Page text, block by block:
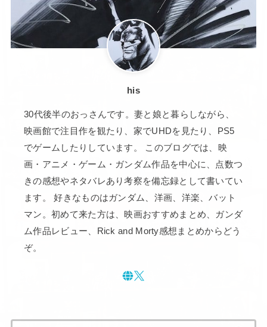
his
30代後半のおっさんです。妻と娘と暮らしながら、
映画館で注目作を観たり、家でUHDを見たり、PS5
でゲームしたりしています。 このブログでは、映
画・アニメ・ゲーム・ガンダム作品を中心に、点数つ
きの感想やネタバレあり考察を備忘録として書いてい
ます。 好きなものはガンダム、洋画、洋楽、バット
マン。初めて来た方は、映画おすすめまとめ、ガンダ
ム作品レビュー、Rick and Morty感想まとめからどう
ぞ。